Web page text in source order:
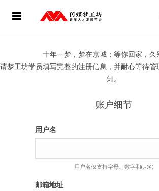
十年一梦，梦在京城；等你回家，久
请梦工坊学员填写完整的注册信息，并耐心等待管
知。
账户细节
用户名
用户名仅支持字母、数字和(.-@)
邮箱地址